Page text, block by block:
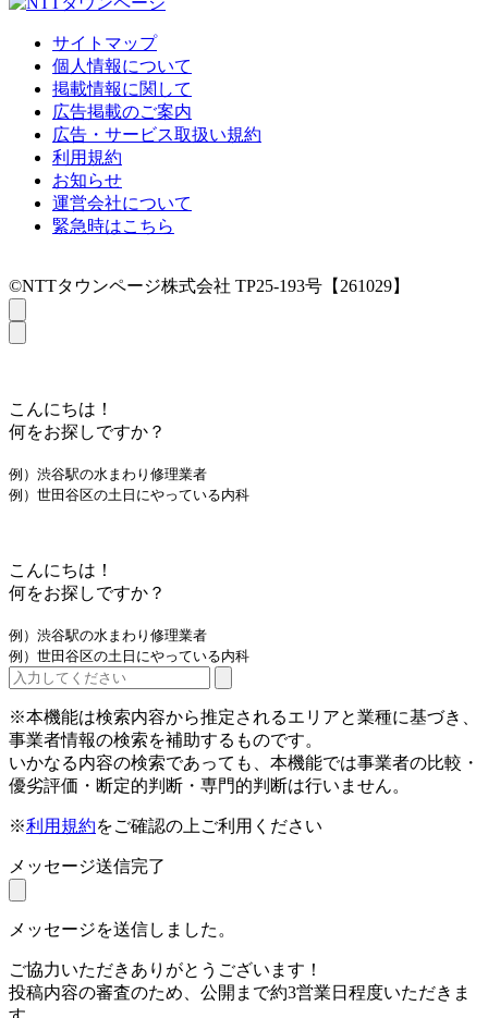
サイトマップ
個人情報について
掲載情報に関して
広告掲載のご案内
広告・サービス取扱い規約
利用規約
お知らせ
運営会社について
緊急時はこちら
©NTTタウンページ株式会社 TP25-193号【261029】
こんにちは！
何をお探しですか？
例）渋谷駅の水まわり修理業者
例）世田谷区の土日にやっている内科
こんにちは！
何をお探しですか？
例）渋谷駅の水まわり修理業者
例）世田谷区の土日にやっている内科
※本機能は検索内容から推定されるエリアと業種に基づき、
事業者情報の検索を補助するものです。
いかなる内容の検索であっても、本機能では事業者の比較・
優劣評価・断定的判断・専門的判断は行いません。
※利用規約をご確認の上ご利用ください
メッセージ送信完了
メッセージを送信しました。
ご協力いただきありがとうございます！
投稿内容の審査のため、公開まで約3営業日程度いただきま